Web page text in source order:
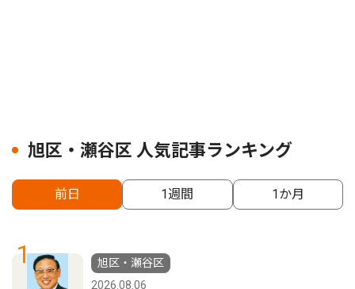
旭区・瀬谷区 人気記事ランキング
前日 1週間 1か月
1
旭区・瀬谷区
2026.08.06